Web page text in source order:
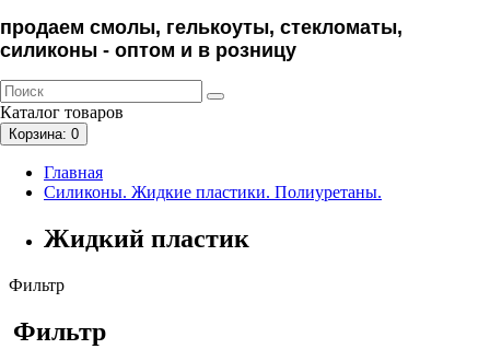
продаем смолы, гелькоуты, стекломаты,
силиконы - оптом и в розницу
Каталог товаров
Корзина: 0
Главная
Силиконы. Жидкие пластики. Полиуретаны.
Жидкий пластик
Фильтр
Фильтр